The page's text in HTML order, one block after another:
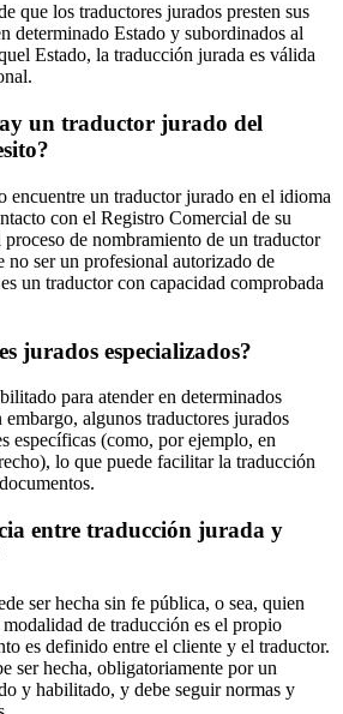
que los traductores jurados presten sus
determinado Estado y subordinados al
Estado, la traducción jurada es válida
un traductor jurado del
encuentre un traductor jurado en el idioma
con el Registro Comercial de su
proceso de nombramiento de un traductor
no ser un profesional autorizado de
un traductor con capacidad comprobada
jurados especializados?
para atender en determinados
algunos traductores jurados
específicas (como, por ejemplo, en
lo que puede facilitar la traducción
entre traducción jurada y
ser hecha sin fe pública, o sea, quien
de traducción es el propio
es definido entre el cliente y el traductor.
ser hecha, obligatoriamente por un
y habilitado, y debe seguir normas y